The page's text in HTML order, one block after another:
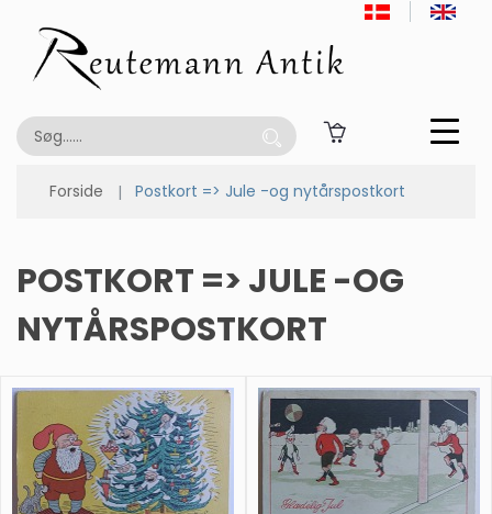
Forside Postkort => Jule -og nytårspostkort
POSTKORT => JULE -OG
NYTÅRSPOSTKORT